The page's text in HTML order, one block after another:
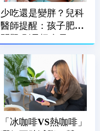
少吃還是變胖？兒科
醫師提醒：孩子肥胖
問題 別只怪食量
「冰咖啡VS熱咖啡」